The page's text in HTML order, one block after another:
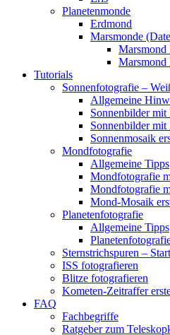
Planetenmonde
Erdmond
Marsmonde
Marsmond
Marsmond
Tutorials
Sonnenfotografie –
Allgemeine
Sonnenbilder mit
Sonnenbilder mit
Sonnenmosaik
Mondfotografie
Allgemeine Tipps
Mondfotografie
Mondfotografie
Mond-Mosaik
Planetenfotografie
Allgemeine Tipps
Sternstrichspuren –
ISS fotografieren
Blitze fotografieren
Kometen-Zeitraffer
FAQ
Fachbegriffe
Ratgeber zum